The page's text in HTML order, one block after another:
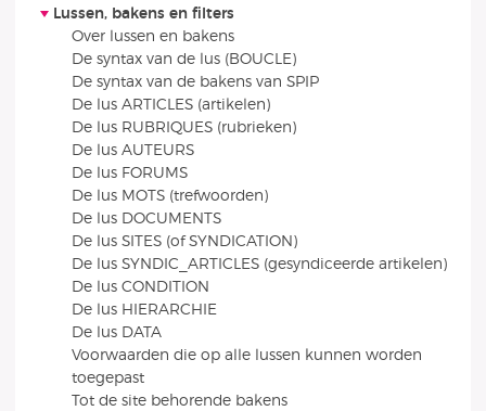
Lussen, bakens en filters
Over lussen en bakens
De syntax van de lus (BOUCLE)
De syntax van de bakens van SPIP
De lus ARTICLES (artikelen)
De lus RUBRIQUES (rubrieken)
De lus AUTEURS
De lus FORUMS
De lus MOTS (trefwoorden)
De lus DOCUMENTS
De lus SITES (of SYNDICATION)
De lus SYNDIC_ARTICLES (gesyndiceerde artikelen)
De lus CONDITION
De lus HIERARCHIE
De lus DATA
Voorwaarden die op alle lussen kunnen worden
toegepast
Tot de site behorende bakens